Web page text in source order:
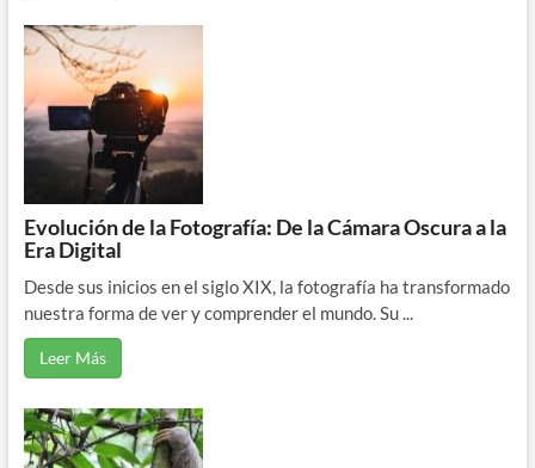
Evolución de la Fotografía: De la Cámara Oscura a la
Era Digital
Desde sus inicios en el siglo XIX, la fotografía ha transformado
nuestra forma de ver y comprender el mundo. Su ...
Leer Más